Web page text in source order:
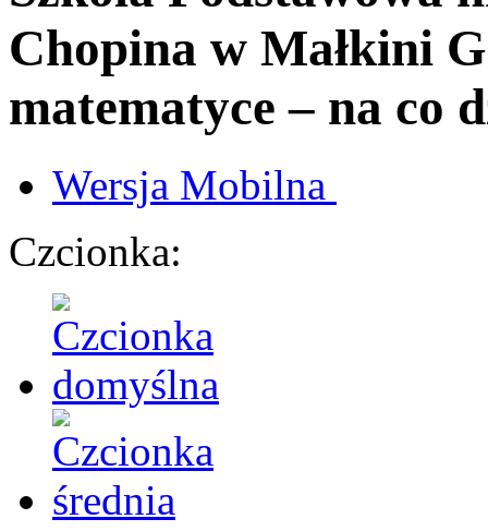
Chopina w Małkini
matematyce – na co
Wersja Mobilna
Czcionka: